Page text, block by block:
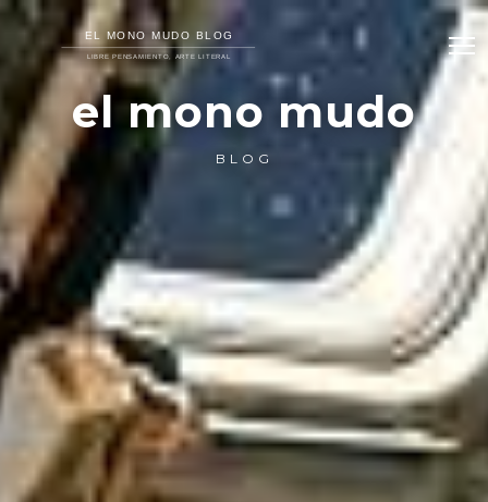
el mono mudo
BLOG